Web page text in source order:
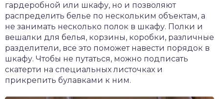
гардеробной или шкафу, но и позволяют
распределить белье по нескольким объектам, а
не занимать несколько полок в шкафу. Полки и
вешалки для белья, корзины, коробки, различные
разделители, все это поможет навести порядок в
шкафу. Чтобы не путаться, можно подписать
скатерти на специальных листочках и
прикрепить булавками к ним.